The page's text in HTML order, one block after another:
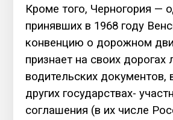
Кроме того, Черногория —
принявших в 1968 году
конвенцию о дорожном
признает на своих дорогах
водительских документов,
других государствах-
соглашения (в их числе